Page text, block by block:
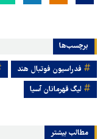
برچسب‌ها
فدراسیون فوتبال هند
لیگ قهرمانان آسیا
مطالب بیشتر